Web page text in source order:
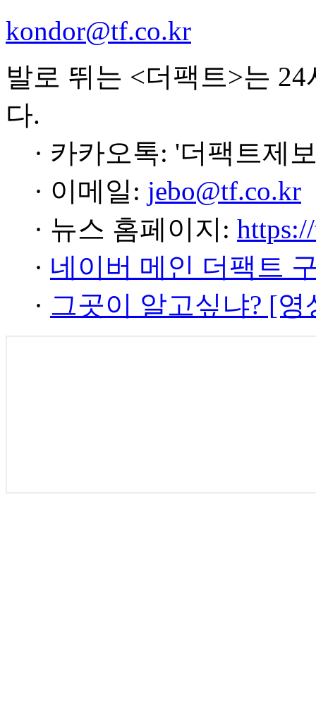
kondor@tf.co.kr
발로 뛰는 <더팩트>는
다.
· 카카오톡: '더팩트제
· 이메일: jebo@tf.co.kr
· 뉴스 홈페이지:
· 네이버 메인 더팩트
· 그곳이 알고싶냐? [